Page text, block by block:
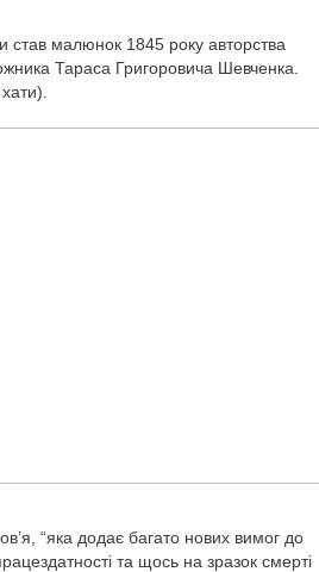
став малюнок 1845 року авторства
Тараса Григоровича Шевченка.
“яка додає багато нових вимог до
та щось на зразок смерті